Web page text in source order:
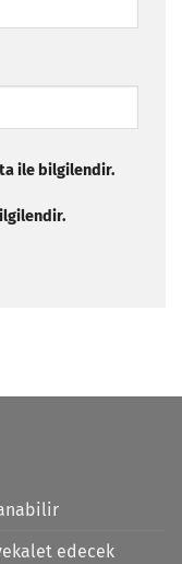
ile bilgilendir.
edecek